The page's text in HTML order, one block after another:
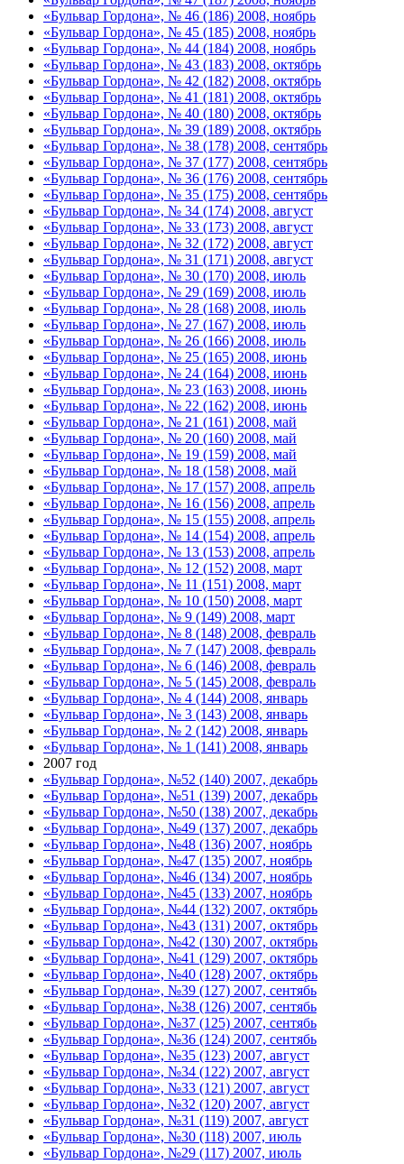
«Бульвар Гордона», № 46 (186) 2008, ноябрь
«Бульвар Гордона», № 45 (185) 2008, ноябрь
«Бульвар Гордона», № 44 (184) 2008, ноябрь
«Бульвар Гордона», № 43 (183) 2008, октябрь
«Бульвар Гордона», № 42 (182) 2008, октябрь
«Бульвар Гордона», № 41 (181) 2008, октябрь
«Бульвар Гордона», № 40 (180) 2008, октябрь
«Бульвар Гордона», № 39 (189) 2008, октябрь
«Бульвар Гордона», № 38 (178) 2008, сентябрь
«Бульвар Гордона», № 37 (177) 2008, сентябрь
«Бульвар Гордона», № 36 (176) 2008, сентябрь
«Бульвар Гордона», № 35 (175) 2008, сентябрь
«Бульвар Гордона», № 34 (174) 2008, август
«Бульвар Гордона», № 33 (173) 2008, август
«Бульвар Гордона», № 32 (172) 2008, август
«Бульвар Гордона», № 31 (171) 2008, август
«Бульвар Гордона», № 30 (170) 2008, июль
«Бульвар Гордона», № 29 (169) 2008, июль
«Бульвар Гордона», № 28 (168) 2008, июль
«Бульвар Гордона», № 27 (167) 2008, июль
«Бульвар Гордона», № 26 (166) 2008, июль
«Бульвар Гордона», № 25 (165) 2008, июнь
«Бульвар Гордона», № 24 (164) 2008, июнь
«Бульвар Гордона», № 23 (163) 2008, июнь
«Бульвар Гордона», № 22 (162) 2008, июнь
«Бульвар Гордона», № 21 (161) 2008, май
«Бульвар Гордона», № 20 (160) 2008, май
«Бульвар Гордона», № 19 (159) 2008, май
«Бульвар Гордона», № 18 (158) 2008, май
«Бульвар Гордона», № 17 (157) 2008, апрель
«Бульвар Гордона», № 16 (156) 2008, апрель
«Бульвар Гордона», № 15 (155) 2008, апрель
«Бульвар Гордона», № 14 (154) 2008, апрель
«Бульвар Гордона», № 13 (153) 2008, апрель
«Бульвар Гордона», № 12 (152) 2008, март
«Бульвар Гордона», № 11 (151) 2008, март
«Бульвар Гордона», № 10 (150) 2008, март
«Бульвар Гордона», № 9 (149) 2008, март
«Бульвар Гордона», № 8 (148) 2008, февраль
«Бульвар Гордона», № 7 (147) 2008, февраль
«Бульвар Гордона», № 6 (146) 2008, февраль
«Бульвар Гордона», № 5 (145) 2008, февраль
«Бульвар Гордона», № 4 (144) 2008, январь
«Бульвар Гордона», № 3 (143) 2008, январь
«Бульвар Гордона», № 2 (142) 2008, январь
«Бульвар Гордона», № 1 (141) 2008, январь
2007 год
«Бульвар Гордона», №52 (140) 2007, декабрь
«Бульвар Гордона», №51 (139) 2007, декабрь
«Бульвар Гордона», №50 (138) 2007, декабрь
«Бульвар Гордона», №49 (137) 2007, декабрь
«Бульвар Гордона», №48 (136) 2007, ноябрь
«Бульвар Гордона», №47 (135) 2007, ноябрь
«Бульвар Гордона», №46 (134) 2007, ноябрь
«Бульвар Гордона», №45 (133) 2007, ноябрь
«Бульвар Гордона», №44 (132) 2007, октябрь
«Бульвар Гордона», №43 (131) 2007, октябрь
«Бульвар Гордона», №42 (130) 2007, октябрь
«Бульвар Гордона», №41 (129) 2007, октябрь
«Бульвар Гордона», №40 (128) 2007, октябрь
«Бульвар Гордона», №39 (127) 2007, сентябь
«Бульвар Гордона», №38 (126) 2007, сентябь
«Бульвар Гордона», №37 (125) 2007, сентябь
«Бульвар Гордона», №36 (124) 2007, сентябь
«Бульвар Гордона», №35 (123) 2007, август
«Бульвар Гордона», №34 (122) 2007, август
«Бульвар Гордона», №33 (121) 2007, август
«Бульвар Гордона», №32 (120) 2007, август
«Бульвар Гордона», №31 (119) 2007, август
«Бульвар Гордона», №30 (118) 2007, июль
«Бульвар Гордона», №29 (117) 2007, июль